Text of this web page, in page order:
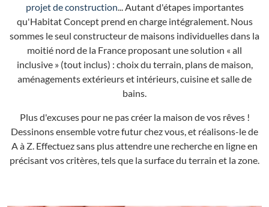
projet de construction... Autant d'étapes importantes
qu'Habitat Concept prend en charge intégralement. Nous
sommes le seul constructeur de maisons individuelles dans la
moitié nord de la France proposant une solution « all
inclusive » (tout inclus) : choix du terrain, plans de maison,
aménagements extérieurs et intérieurs, cuisine et salle de
bains.
Plus d'excuses pour ne pas créer la maison de vos rêves !
Dessinons ensemble votre futur chez vous, et réalisons-le de
A à Z. Effectuez sans plus attendre une recherche en ligne en
précisant vos critères, tels que la surface du terrain et la zone.